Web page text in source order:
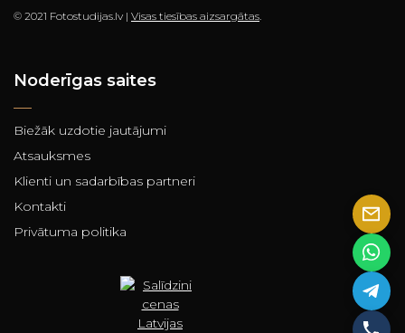
© 2021 Fotostudijas.lv | Visas tiesības aizsargātas.
Noderīgas saites
Biežāk uzdotie jautājumi
Atsauksmes
Klienti un sadarbības partneri
Kontakti
Privātuma politika